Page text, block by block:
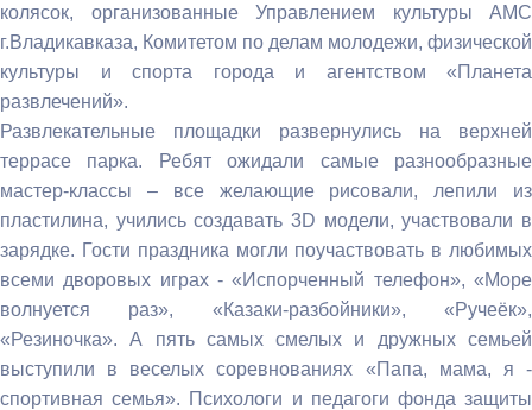
колясок, организованные Управлением культуры АМС
г.Владикавказа, Комитетом по делам молодежи, физической
культуры и спорта города и агентством «Планета
развлечений».
Развлекательные площадки развернулись на верхней
террасе парка. Ребят ожидали самые разнообразные
мастер-классы – все желающие рисовали, лепили из
пластилина, учились создавать 3D модели, участвовали в
зарядке. Гости праздника могли поучаствовать в любимых
всеми дворовых играх - «Испорченный телефон», «Море
волнуется раз», «Казаки-разбойники», «Ручеёк»,
«Резиночка». А пять самых смелых и дружных семьей
выступили в веселых соревнованиях «Папа, мама, я -
спортивная семья». Психологи и педагоги фонда защиты